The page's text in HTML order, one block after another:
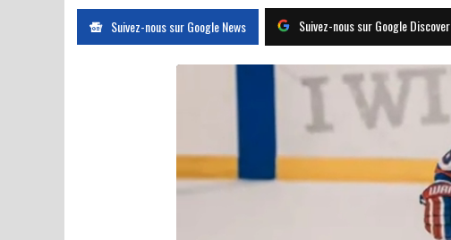
Suivez-nous sur Google News Suivez-nous sur Google Discover